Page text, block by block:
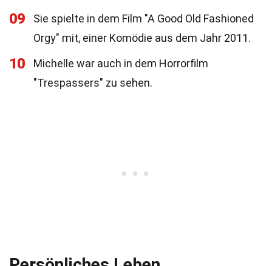
09
Sie spielte in dem Film "A Good Old Fashioned
Orgy" mit, einer Komödie aus dem Jahr 2011.
10
Michelle war auch in dem Horrorfilm
"Trespassers" zu sehen.